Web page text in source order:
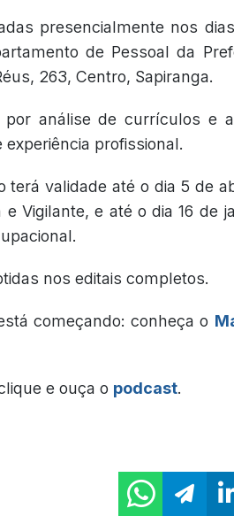
presencialmente nos
de Pessoal da
263, Centro, Sapiranga.
análise de currículos e
profissional.
terá validade até o dia 5 de
Vigilante, e até o dia 16 de
nos editais completos.
começando: conheça o
e ouça o podcast.